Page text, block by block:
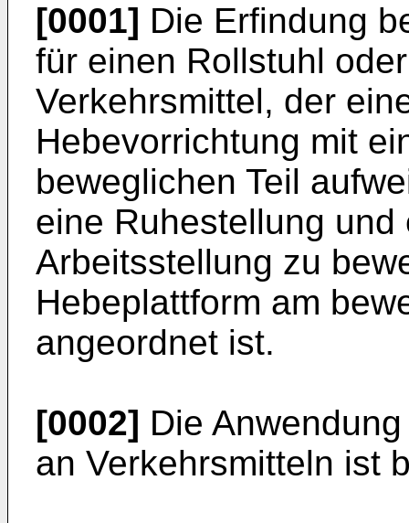
[0001] Die Erfindung
für einen Rollstuhl
Verkehrsmittel, der
Hebevorrichtung mit
beweglichen Teil
eine Ruhestellung
Arbeitsstellung zu
Hebeplattform am
angeordnet ist.
[0002] Die
an Verkehrsmitteln ist